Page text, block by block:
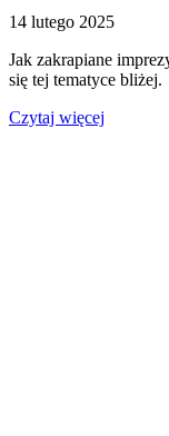
14 lutego 2025
Jak zakrapiane
się tej tematyce bliżej.
Czytaj więcej